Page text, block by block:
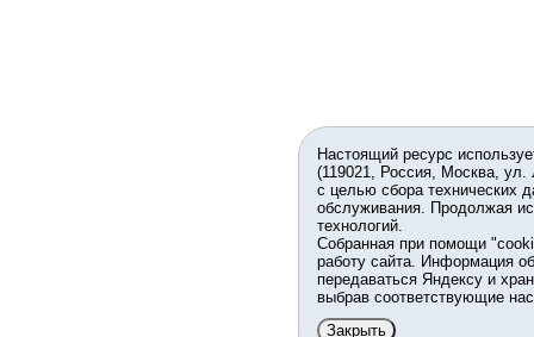
Настоящий ресурс
(119021, Россия, Москва,
с целью сбора технических
обслуживания. Продолжая
технологий.
Собранная при помощи
работу сайта. Информация
передаваться Яндексу и
выбрав соответствующие
Закрыть